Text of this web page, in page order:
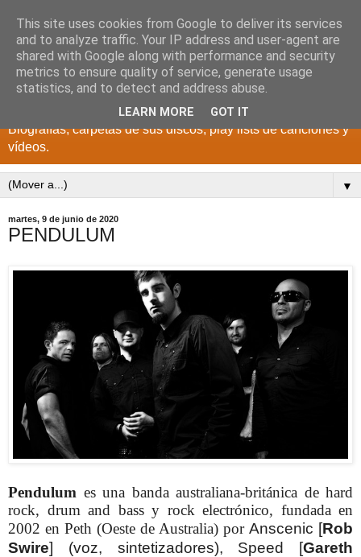
DISCOS PARA EL
RECUERDO
CANTANTES Y GRUPOS DE LOS AÑOS 1950 a 2022.
Biografías, carpetas de sus discos, play lists de canciones y
vídeos.
▼
martes, 9 de junio de 2020
PENDULUM
Pendulum es una banda australiana-británica de hard
rock, drum and bass y rock electrónico, fundada en
2002 en Peth (Oeste de Australia) por Anscenic [Rob
Swire] (voz, sintetizadores), Speed [Gareth
This site uses cookies from Google to deliver its services
and to analyze traffic. Your IP address and user-agent are
shared with Google along with performance and security
metrics to ensure quality of service, generate usage
statistics, and to detect and address abuse.
LEARN MORE GOT IT